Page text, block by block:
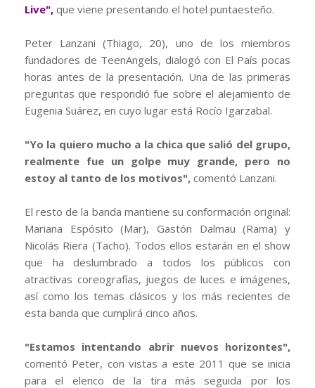
Live", que viene presentando el hotel puntaesteño.
Peter Lanzani (Thiago, 20), uno de los miembros
fundadores de TeenAngels, dialogó con El País pocas
horas antes de la presentación. Una de las primeras
preguntas que respondió fue sobre el alejamiento de
Eugenia Suárez, en cuyo lugar está Rocío Igarzabal.
"Yo la quiero mucho a la chica que salió del grupo,
realmente fue un golpe muy grande, pero no
estoy al tanto de los motivos", comentó Lanzani.
El resto de la banda mantiene su conformación original:
Mariana Espósito (Mar), Gastón Dalmau (Rama) y
Nicolás Riera (Tacho). Todos ellos estarán en el show
que ha deslumbrado a todos los públicos con
atractivas coreografías, juegos de luces e imágenes,
así como los temas clásicos y los más recientes de
esta banda que cumplirá cinco años.
"Estamos intentando abrir nuevos horizontes",
comentó Peter, con vistas a este 2011 que se inicia
para el elenco de la tira más seguida por los